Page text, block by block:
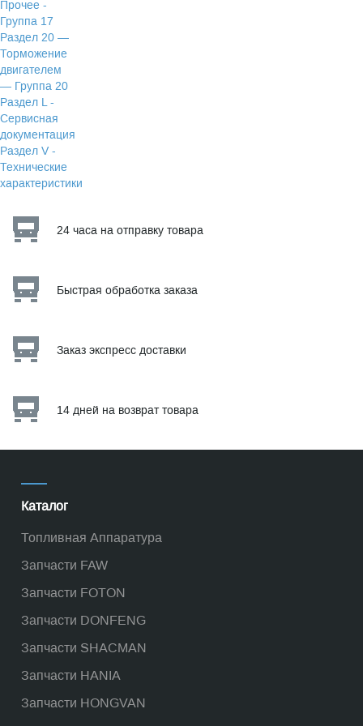
Прочее -
Группа 17
Раздел 20 —
Торможение
двигателем
— Группа 20
Раздел L -
Сервисная
документация
Раздел V -
Технические
характеристики
24 часа на отправку товара
Быстрая обработка заказа
Заказ экспресс доставки
14 дней на возврат товара
Каталог
Топливная Аппаратура
Запчасти FAW
Запчасти FOTON
Запчасти DONFENG
Запчасти SHACMAN
Запчасти HANIA
Запчасти HONGVAN